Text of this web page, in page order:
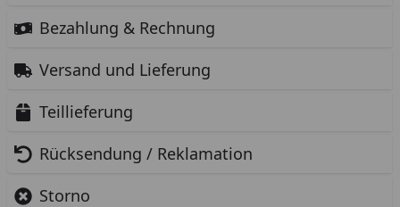
Bezahlung & Rechnung
Versand und Lieferung
Teillieferung
Rücksendung / Reklamation
Storno